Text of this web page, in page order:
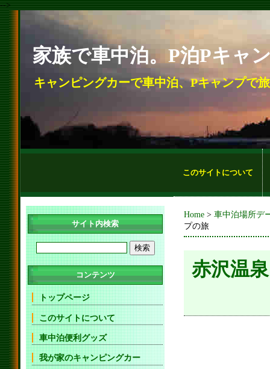
-->
家族で車中泊。P泊Pキャ
キャンピングカーで車中泊、Pキャンプで
このサイトについて
Home > 車中泊場所デ
プの旅
赤沢温
サイト内検索
コンテンツ
トップページ
このサイトについて
車中泊便利グッズ
我が家のキャンピングカー